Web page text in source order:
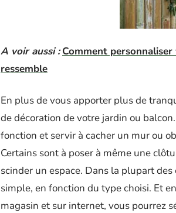
A voir aussi : Comment
ressemble
En plus de vous apporter plus de
de décoration de votre jardin ou
fonction et servir à cacher un mur ou
Certains sont à poser à même une
scinder un espace. Dans la plupart
simple, en fonction du type choisi. Et
magasin et sur internet, vous pourrez